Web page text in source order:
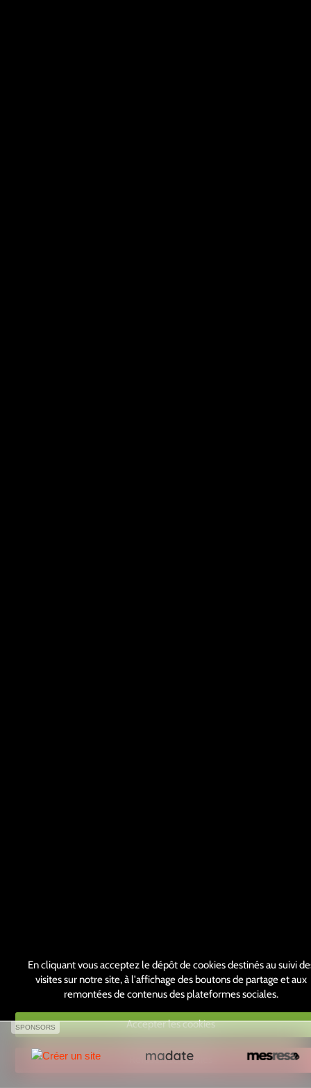
SPONSORS
En cliquant vous acceptez le dépôt de cookies destinés au suivi
visites sur notre site, à l'affichage des boutons de partage et aux
remontées de contenus des plateformes sociales.
Accepter les cookies
Refuser les cookies